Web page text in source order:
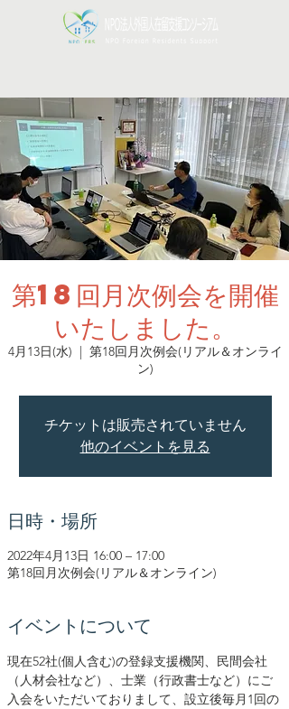
第18回月次例会を開催
いたしました。
4月13日(水)
  |
第18回月次例会(リアル＆オンライ
ン)
チケットは販売されていません
他のイベントを見る
日時・場所
2022年4月13日 16:00 – 17:00
第18回月次例会(リアル＆オンライン)
イベントについて
現在52社(個人含む)の登録支援機関、民間会社
（人材会社など）、士業（行政書士など）にご
入会をいただいておりまして、設立後毎月1回の